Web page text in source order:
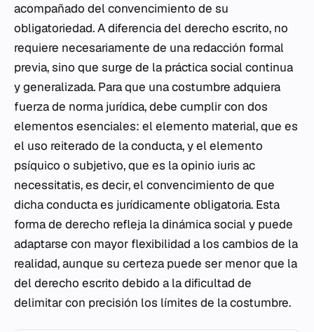
acompañado del convencimiento de su
obligatoriedad. A diferencia del derecho escrito, no
requiere necesariamente de una redacción formal
previa, sino que surge de la práctica social continua
y generalizada. Para que una costumbre adquiera
fuerza de norma jurídica, debe cumplir con dos
elementos esenciales: el elemento material, que es
el uso reiterado de la conducta, y el elemento
psíquico o subjetivo, que es laopinio iuris ac
necessitatis, es decir, el convencimiento de que
dicha conducta es jurídicamente obligatoria. Esta
forma de derecho refleja la dinámica social y puede
adaptarse con mayor flexibilidad a los cambios de la
realidad, aunque su certeza puede ser menor que la
del derecho escrito debido a la dificultad de
delimitar con precisión los límites de la costumbre.